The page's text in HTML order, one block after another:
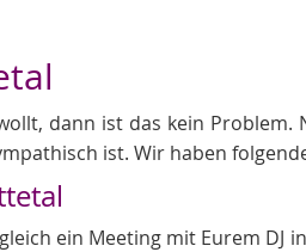
dann ist das kein
ist. Wir haben
ein Meeting mit Eurem